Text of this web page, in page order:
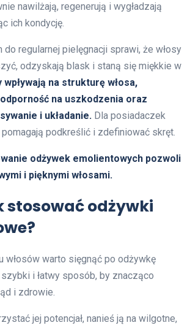
nawilżają, regenerują i wygładzają
ich kondycję.
do regularnej pielęgnacji sprawi, że włosy
odzyskają blask i staną się miękkie w
wpływają na strukturę włosa,
na uszkodzenia oraz
i układanie. Dla posiadaczek
podkreślić i zdefiniować skręt.
odżywek emolientowych pozwoli
i pięknymi włosami.
stosować odżywki
włosów warto sięgnąć po odżywkę
i łatwy sposób, by znacząco
i zdrowie.
jej potencjał, nanieś ją na wilgotne,